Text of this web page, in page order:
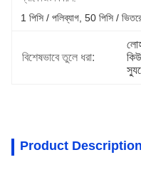
1 পিসি / পলিব্যাগ, 50 পিসি /
বিশেষভাবে তুলে ধরা:
Product Description